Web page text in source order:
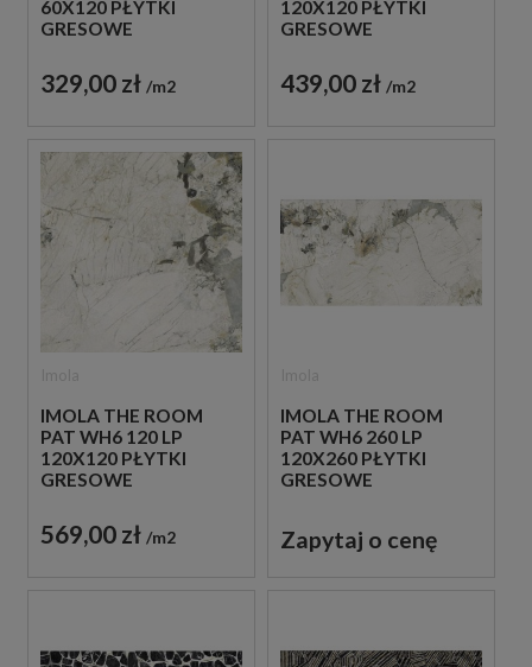
60X120 PŁYTKI
GRESOWE
329,00 zł m2
120X120 PŁYTKI
GRESOWE
439,00 zł m2
IMOLA THE ROOM
PAT WH6 120 LP
120X120 PŁYTKI
GRESOWE
569,00 zł m2
IMOLA THE ROOM
PAT WH6 260 LP
120X260 PŁYTKI
GRESOWE
Zapytaj o cenę